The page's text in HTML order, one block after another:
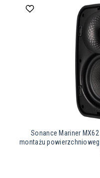
Sonance Mariner
montażu